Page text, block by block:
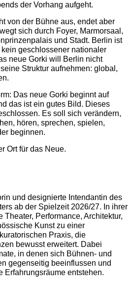
der Vorhang aufgeht.
von der Bühne aus, endet aber
sich durch Foyer, Marmorsaal,
und Stadt. Berlin ist
geschlossener nationaler
neue Gorki will Berlin nicht
Struktur aufnehmen: global,
Das neue Gorki beginnt auf
das ist ein gutes Bild. Dieses
Es soll sich verändern,
hören, sprechen, spielen,
beginnen.
Ort für das Neue.
und designierte Intendantin des
ab der Spielzeit 2026/27. In ihrer
Theater, Performance, Architektur,
Kunst zu einer
Praxis, die
bewusst erweitert. Dabei
in denen sich Bühnen- und
gegenseitig beeinflussen und
Erfahrungsräume entstehen.